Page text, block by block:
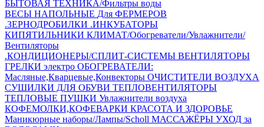
БЫТОВАЯ ТЕХНИКА/Фильтры воды
ВЕСЫ НАПОЛЬНЫЕ Для ФЕРМЕРОВ
.ЗЕРНОДРОБИЛКИ .ИНКУБАТОРЫ
КИПЯТИЛЬНИКИ КЛИМАТ/Обогреватели/Увлажнители/
Вентиляторы
.КОНДИЦИОНЕРЫ/СПЛИТ-СИСТЕМЫ ВЕНТИЛЯТОРЫ
ГРЕЛКИ электро ОБОГРЕВАТЕЛИ:
Масляные,Кварцевые,Конвекторы ОЧИСТИТЕЛИ ВОЗДУХА
СУШИЛКИ ДЛЯ ОБУВИ ТЕПЛОВЕНТИЛЯТОРЫ
ТЕПЛОВЫЕ ПУШКИ Увлажнители воздуха
КОФЕМОЛКИ,КОФЕВАРКИ КРАСОТА И ЗДОРОВЬЕ
Маникюрные наборы/Лампы/Scholl МАССАЖЁРЫ УХОД за